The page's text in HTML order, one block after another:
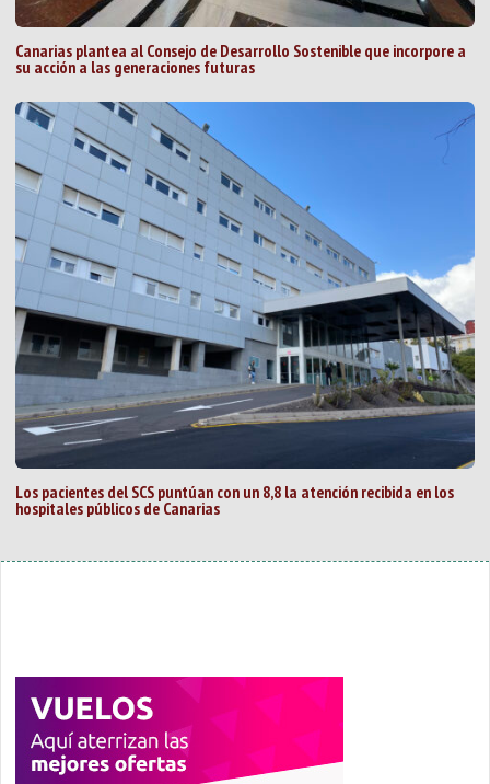
Canarias plantea al Consejo de Desarrollo Sostenible que incorpore a
su acción a las generaciones futuras
Los pacientes del SCS puntúan con un 8,8 la atención recibida en los
hospitales públicos de Canarias